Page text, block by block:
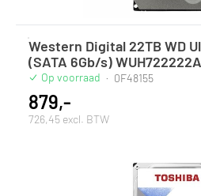
Western Digital 22TB WD
(SATA 6Gb/s)
Op voorraad · 0F48155
879,-
726,45 excl. BTW